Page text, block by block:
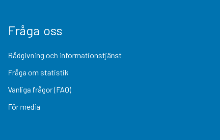
Fråga oss
Rådgivning och informationstjänst
Fråga om statistik
Vanliga frågor (FAQ)
För media